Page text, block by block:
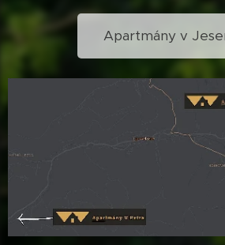
Apartmány v